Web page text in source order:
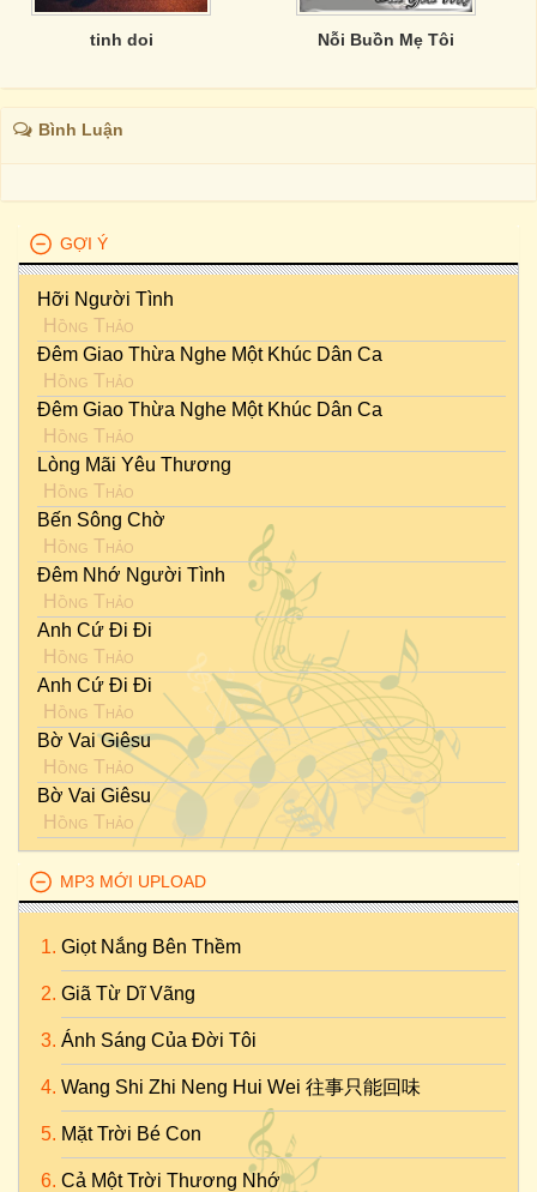
tinh doi Nỗi Buồn Mẹ Tôi
Bình Luận
GỢI Ý
Hỡi Người Tình
Hồng Thảo
Đêm Giao Thừa Nghe Một Khúc Dân Ca
Hồng Thảo
Đêm Giao Thừa Nghe Một Khúc Dân Ca
Hồng Thảo
Lòng Mãi Yêu Thương
Hồng Thảo
Bến Sông Chờ
Hồng Thảo
Đêm Nhớ Người Tình
Hồng Thảo
Anh Cứ Đi Đi
Hồng Thảo
Anh Cứ Đi Đi
Hồng Thảo
Bờ Vai Giêsu
Hồng Thảo
Bờ Vai Giêsu
Hồng Thảo
MP3 MỚI UPLOAD
Giọt Nắng Bên Thềm
Giã Từ Dĩ Vãng
Ánh Sáng Của Đời Tôi
Wang Shi Zhi Neng Hui Wei 往事只能回味
Mặt Trời Bé Con
Cả Một Trời Thương Nhớ